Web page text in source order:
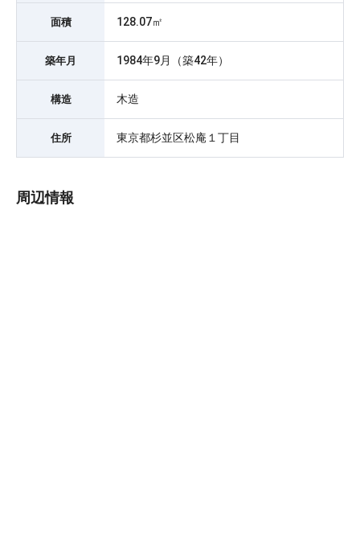
面積 128.07㎡
築年月 1984年9月（築42年）
構造 木造
住所 東京都杉並区松庵１丁目
周辺情報